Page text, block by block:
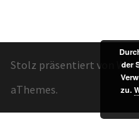
Stolz präsentiert von
aThemes.
der
zu.